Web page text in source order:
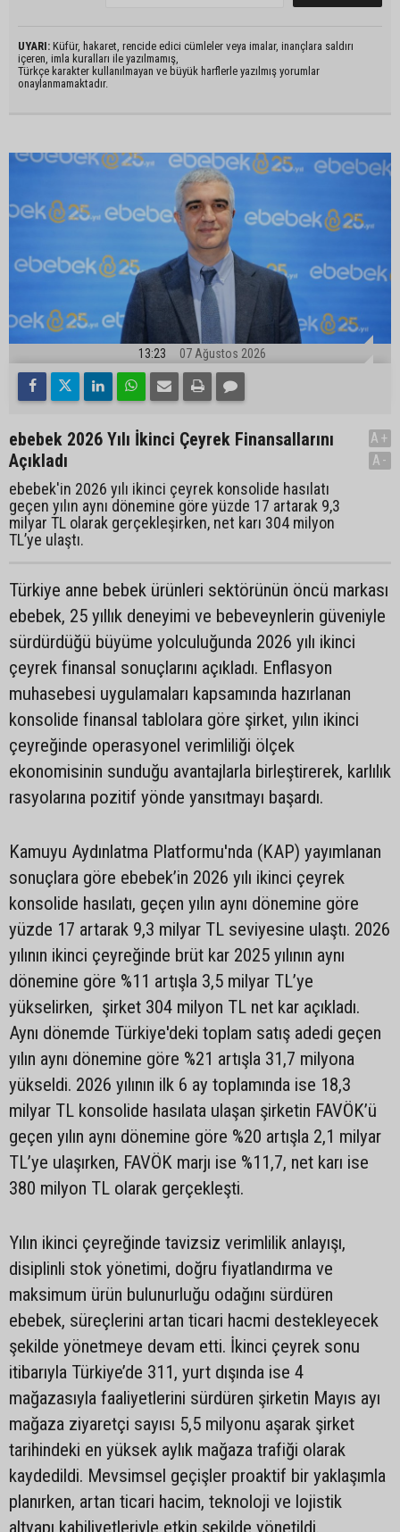
UYARI: Küfür, hakaret, rencide edici cümleler veya imalar, inançlara saldırı
içeren, imla kuralları ile yazılmamış,
Türkçe karakter kullanılmayan ve büyük harflerle yazılmış yorumlar
onaylanmamaktadır.
13:23 07 Ağustos 2026
ebebek 2026 Yılı İkinci Çeyrek Finansallarını
Açıkladı
ebebek'in 2026 yılı ikinci çeyrek konsolide hasılatı
geçen yılın aynı dönemine göre yüzde 17 artarak 9,3
milyar TL olarak gerçekleşirken, net karı 304 milyon
TL’ye ulaştı.
A+
A-
Türkiye anne bebek ürünleri sektörünün öncü markası
ebebek, 25 yıllık deneyimi ve bebeveynlerin güveniyle
sürdürdüğü büyüme yolculuğunda 2026 yılı ikinci
çeyrek finansal sonuçlarını açıkladı. Enflasyon
muhasebesi uygulamaları kapsamında hazırlanan
konsolide finansal tablolara göre şirket, yılın ikinci
çeyreğinde operasyonel verimliliği ölçek
ekonomisinin sunduğu avantajlarla birleştirerek, karlılık
rasyolarına pozitif yönde yansıtmayı başardı.
Kamuyu Aydınlatma Platformu'nda (KAP) yayımlanan
sonuçlara göre ebebek’in 2026 yılı ikinci çeyrek
konsolide hasılatı, geçen yılın aynı dönemine göre
yüzde 17 artarak 9,3 milyar TL seviyesine ulaştı. 2026
yılının ikinci çeyreğinde brüt kar 2025 yılının aynı
dönemine göre %11 artışla 3,5 milyar TL’ye
yükselirken, şirket 304 milyon TL net kar açıkladı.
Aynı dönemde Türkiye'deki toplam satış adedi geçen
yılın aynı dönemine göre %21 artışla 31,7 milyona
yükseldi. 2026 yılının ilk 6 ay toplamında ise 18,3
milyar TL konsolide hasılata ulaşan şirketin FAVÖK’ü
geçen yılın aynı dönemine göre %20 artışla 2,1 milyar
TL’ye ulaşırken, FAVÖK marjı ise %11,7, net karı ise
380 milyon TL olarak gerçekleşti.
Yılın ikinci çeyreğinde tavizsiz verimlilik anlayışı,
disiplinli stok yönetimi, doğru fiyatlandırma ve
maksimum ürün bulunurluğu odağını sürdüren
ebebek, süreçlerini artan ticari hacmi destekleyecek
şekilde yönetmeye devam etti. İkinci çeyrek sonu
itibarıyla Türkiye’de 311, yurt dışında ise 4
mağazasıyla faaliyetlerini sürdüren şirketin Mayıs ayı
mağaza ziyaretçi sayısı 5,5 milyonu aşarak şirket
tarihindeki en yüksek aylık mağaza trafiği olarak
kaydedildi. Mevsimsel geçişler proaktif bir yaklaşımla
planırken, artan ticari hacim, teknoloji ve lojistik
altyapı kabiliyetleriyle etkin şekilde yönetildi.